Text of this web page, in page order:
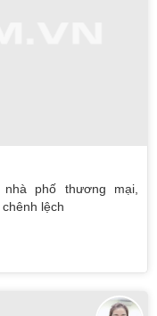
nhà phố thương mại,
lệch